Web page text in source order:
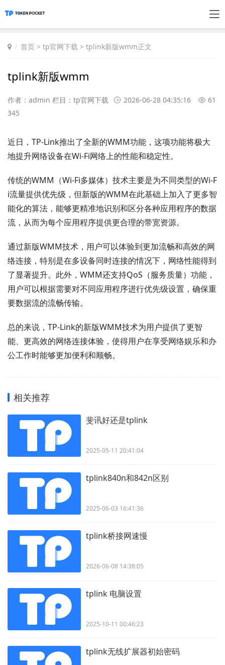
首页 > tp官网下载 > tplink新版wmm正文
tplink新版wmm
作者：admin 栏目： tp官网下载 2026-06-28 04:35:16
61
345
近日，TP-Link推出了全新的WMM功能，这项功能将极大
地提升网络设备在Wi-Fi网络上的性能和稳定性。
传统的WMM（Wi-Fi多媒体）技术主要是为不同类型的Wi-F
i流量提供优先级，但新版的WMM在此基础上加入了更多智
能化的算法，能够更精准地识别和区分各种应用程序的数据
流，从而为每个应用程序提供更合理的带宽资源。
通过新版WMM技术，用户可以体验到更加流畅和高效的网
络连接，特别是在多设备同时连接的情况下，网络性能得到
了显著提升。此外，WMM还支持QoS（服务质量）功能，
用户可以根据需要对不同应用程序进行优先级设置，确保重
要数据流的流畅传输。
总的来说，TP-Link的新版WMM技术为用户提供了更智
能、更高效的网络连接体验，使得用户在享受网络娱乐和办
公工作时能够更加便利和顺畅。
相关推荐
斐讯好还是tplink
2025-05-11 20:41:04
tplink840n和842n区别
2025-06-03 16:41:36
tplink桥接网速慢
2026-06-08 14:38:05
tplink 电脑设置
2025-10-11 00:46:23
tplink无线扩展器初始密码